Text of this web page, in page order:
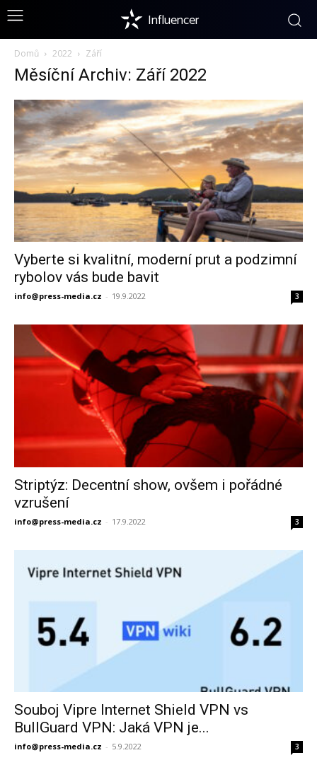
Influencer
Domů 2022 Září
Měsíční Archiv: Září 2022
Vyberte si kvalitní, moderní prut a podzimní
rybolov vás bude bavit
info@press-media.cz - 19.9.2022 3
Striptýz: Decentní show, ovšem i pořádné
vzrušení
info@press-media.cz - 17.9.2022 3
Souboj Vipre Internet Shield VPN vs
BullGuard VPN: Jaká VPN je...
info@press-media.cz - 5.9.2022 3